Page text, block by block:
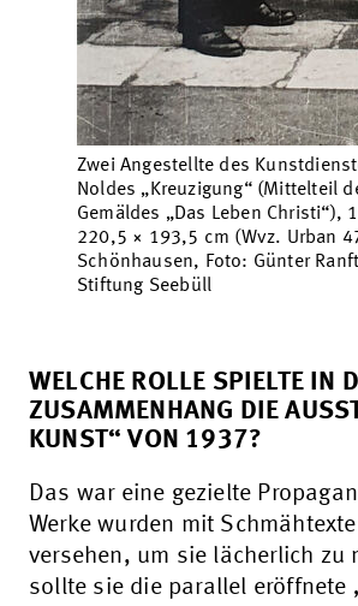
Zwei Angestellte des
Noldes „Kreuzigung“ (Mittelteil
Gemäldes „Das Leben Christi“),
220,5 × 193,5 cm (Wvz. Urban
Schönhausen, Foto: Günter
Stiftung Seebüll
WELCHE ROLLE SPIELTE IN
ZUSAMMENHANG DIE
KUNST“ VON 1937?
Das war eine gezielte
Werke wurden mit
versehen, um sie lächerlich zu
sollte sie die parallel eröffnete